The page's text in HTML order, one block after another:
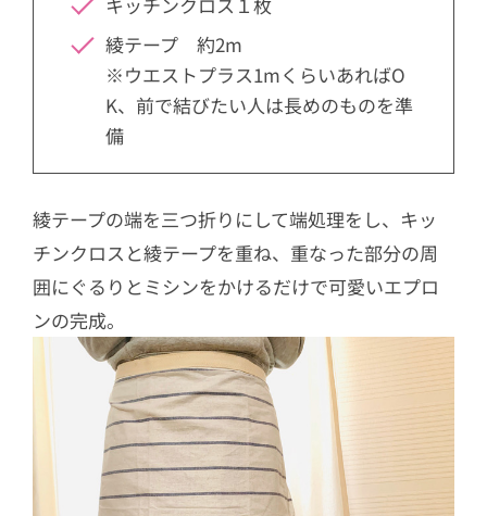
綾テープ 約2m
※ウエストプラス1mくらいあればO
K、前で結びたい人は長めのものを準
備
綾テープの端を三つ折りにして端処理をし、キッ
チンクロスと綾テープを重ね、重なった部分の周
囲にぐるりとミシンをかけるだけで可愛いエプロ
ンの完成。